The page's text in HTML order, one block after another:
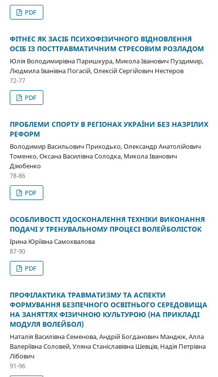
PDF
ФІТНЕС ЯК ЗАСІБ ПСИХОФІЗИЧНОГО ВІДНОВЛЕННЯ
ОСІБ ІЗ ПОСТТРАВМАТИЧНИМ СТРЕСОВИМ РОЗЛАДОМ
Юлія Володимирівна Паришкура, Микола Іванович Пуздимир,
Людмила Іванівна Погасій, Олексій Сергійович Нестеров
72-77
PDF
ПРОБЛЕМИ СПОРТУ В РЕГІОНАХ УКРАЇНИ БЕЗ НАЗРІЛИХ
РЕФОРМ
Володимир Васильович Приходько, Олександр Анатолійович
Томенко, Оксана Василівна Солодка, Микола Іванович
Дзюбенко
78-86
PDF
ОСОБЛИВОСТІ УДОСКОНАЛЕННЯ ТЕХНІКИ ВИКОНАННЯ
ПОДАЧІ У ТРЕНУВАЛЬНОМУ ПРОЦЕСІ ВОЛЕЙБОЛІСТОК
Ірина Юріївна Самохвалова
87-90
PDF
ПРОФІЛАКТИКА ТРАВМАТИЗМУ ТА АСПЕКТИ
ФОРМУВАННЯ БЕЗПЕЧНОГО ОСВІТНЬОГО СЕРЕДОВИЩА
НА ЗАНЯТТЯХ ФІЗИЧНОЮ КУЛЬТУРОЮ (НА ПРИКЛАДІ
МОДУЛЯ ВОЛЕЙБОЛ)
Наталія Василівна Семенова, Андрій Богданович Мандюк, Алла
Валеріївна Соловей, Уляна Станіславівна Шевців, Надія Петрівна
Лібович
91-96